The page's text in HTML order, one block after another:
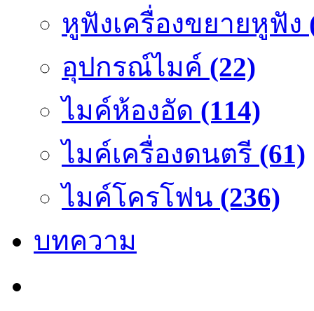
หูฟังเครื่องขยายหูฟัง
อุปกรณ์ไมค์ (22)
ไมค์ห้องอัด (114)
ไมค์เครื่องดนตรี (61)
ไมค์โครโฟน (236)
บทความ